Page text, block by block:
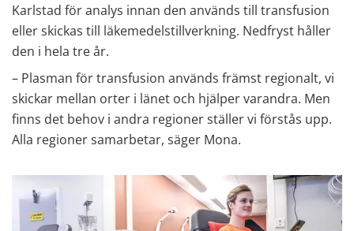
Karlstad för analys innan den används till transfusion
eller skickas till läkemedelstillverkning. Nedfryst håller
den i hela tre år.
– Plasman för transfusion används främst regionalt, vi
skickar mellan orter i länet och hjälper varandra. Men
finns det behov i andra regioner ställer vi förstås upp.
Alla regioner samarbetar, säger Mona.